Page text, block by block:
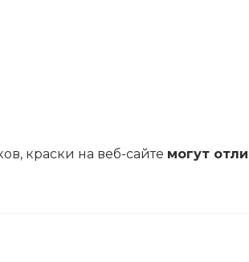
краски на веб-сайте могут